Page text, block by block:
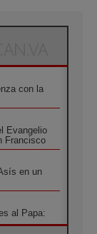
con la
Evangelio
Francisco
en un
al Papa: